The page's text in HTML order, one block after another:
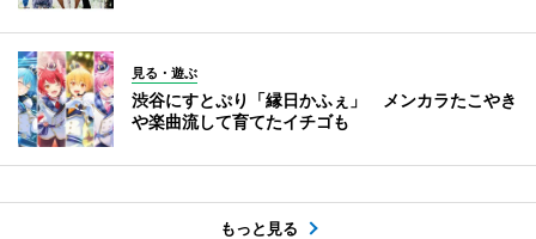
見る・遊ぶ
渋谷にすとぷり「縁日かふぇ」 メンカラたこやき
や楽曲流して育てたイチゴも
もっと見る